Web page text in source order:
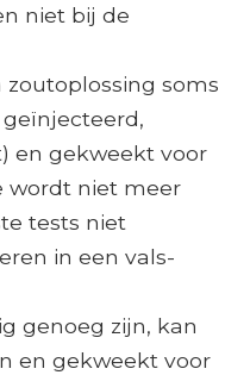
niet bij de
soms
en gekweekt voor
wordt niet meer
tests niet
in een vals-
genoeg zijn, kan
en gekweekt voor